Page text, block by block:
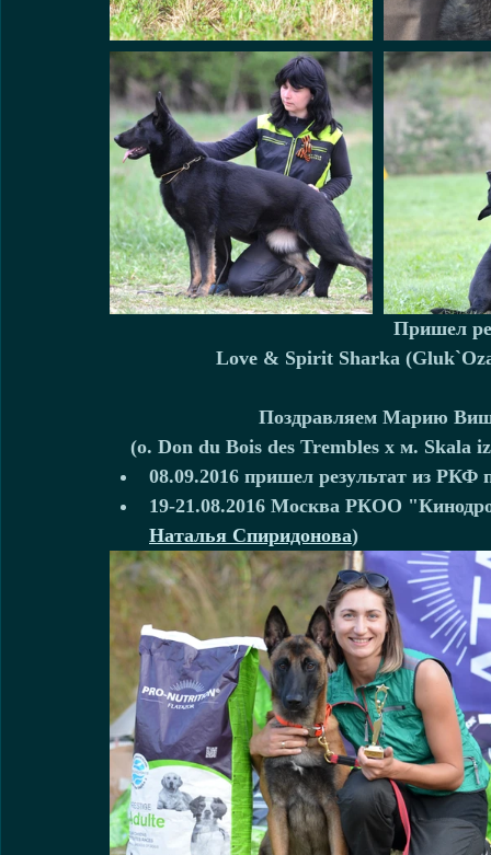
Пришел
Love & Spirit Sharka
Поздравляем Марию
(о. Don du Bois des Trembles х м. Skala
08.09.2016 пришел результат из
19-21.08.2016 Москва РКОО
Наталья Спиридонова)